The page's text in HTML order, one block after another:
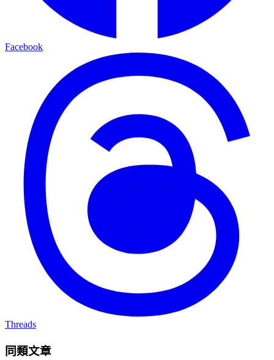
Facebook
Threads
同類文章